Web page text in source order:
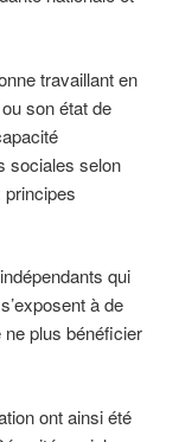
travaillant en
son état de
sociales selon
qui
à de
plus bénéficier
ont ainsi été